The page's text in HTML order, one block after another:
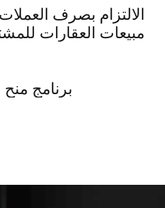
الالتزام بصرف
مبيعات العقارات
برنامج